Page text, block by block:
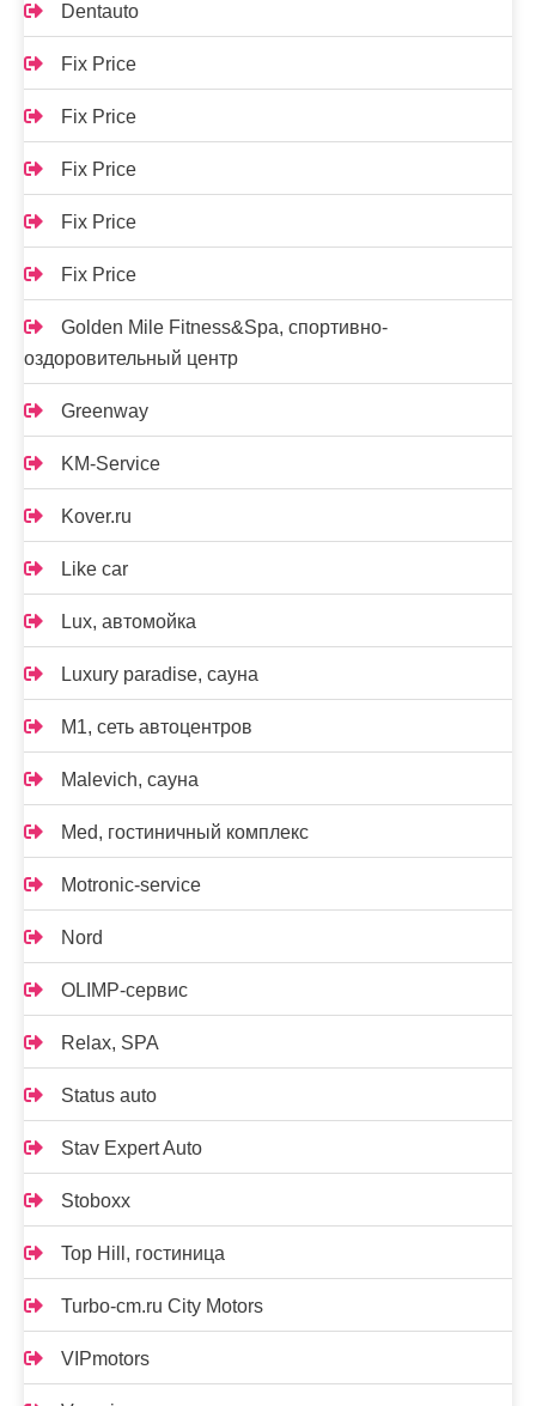
Dentauto
Fix Price
Fix Price
Fix Price
Fix Price
Fix Price
Golden Mile Fitness&Spa, спортивно-
оздоровительный центр
Greenway
KM-Service
Kover.ru
Like car
Lux, автомойка
Luxury paradise, сауна
M1, сеть автоцентров
Malevich, сауна
Med, гостиничный комплекс
Motronic-service
Nord
OLIMP-сервис
Relax, SPA
Status auto
Stav Expert Auto
Stoboxx
Top Hill, гостиница
Turbo-cm.ru City Motors
VIPmotors